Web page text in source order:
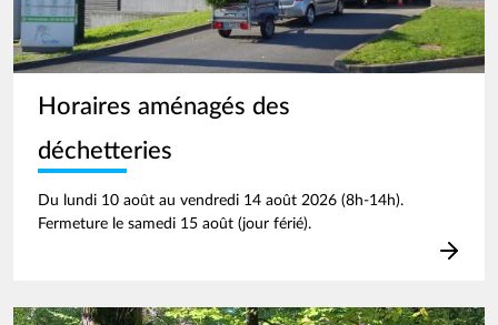
Horaires aménagés des
déchetteries
Du lundi 10 août au vendredi 14 août 2026 (8h-14h).
Fermeture le samedi 15 août (jour férié).
Image